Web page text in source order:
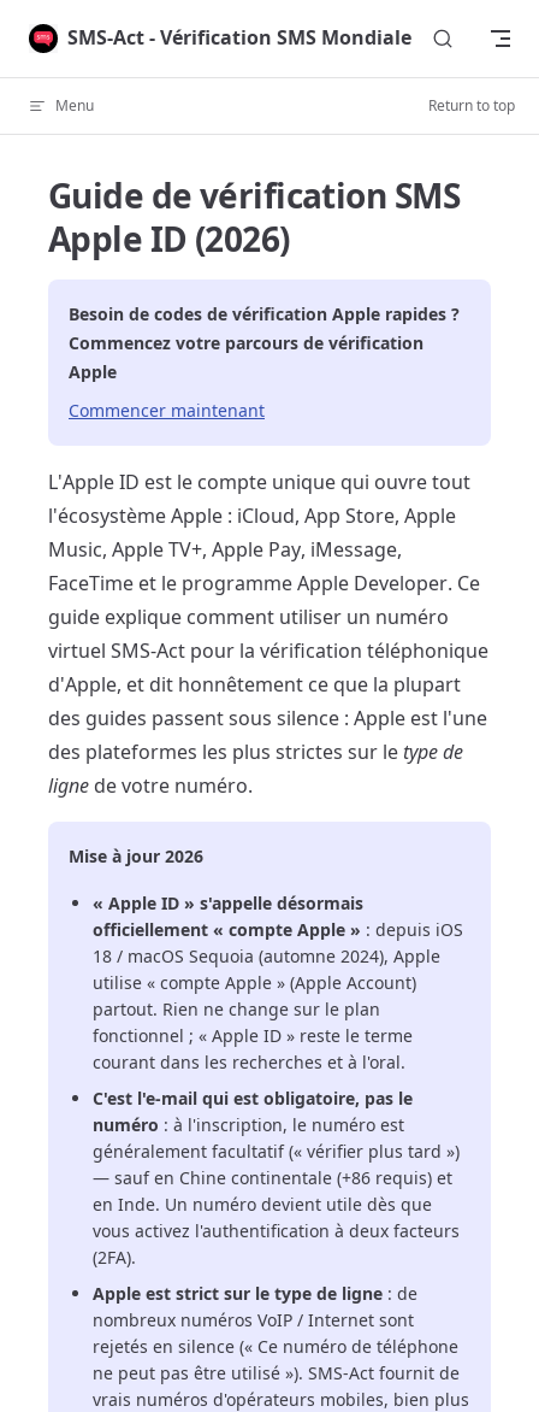
Skip to content
SMS-Act - Vérification SMS Mondiale
Menu Return to top
Guide de vérification SMS
Apple ID (2026)
Besoin de codes de vérification Apple rapides ?
Commencez votre parcours de vérification
Apple
Commencer maintenant
L'Apple ID est le compte unique qui ouvre tout
l'écosystème Apple : iCloud, App Store, Apple
Music, Apple TV+, Apple Pay, iMessage,
FaceTime et le programme Apple Developer. Ce
guide explique comment utiliser un numéro
virtuel SMS-Act pour la vérification téléphonique
d'Apple, et dit honnêtement ce que la plupart
des guides passent sous silence : Apple est l'une
des plateformes les plus strictes sur le type de
ligne de votre numéro.
Mise à jour 2026
« Apple ID » s'appelle désormais
officiellement « compte Apple » : depuis iOS
18 / macOS Sequoia (automne 2024), Apple
utilise « compte Apple » (Apple Account)
partout. Rien ne change sur le plan
fonctionnel ; « Apple ID » reste le terme
courant dans les recherches et à l'oral.
C'est l'e-mail qui est obligatoire, pas le
numéro : à l'inscription, le numéro est
généralement facultatif (« vérifier plus tard »)
— sauf en Chine continentale (+86 requis) et
en Inde. Un numéro devient utile dès que
vous activez l'authentification à deux facteurs
(2FA).
Apple est strict sur le type de ligne : de
nombreux numéros VoIP / Internet sont
rejetés en silence (« Ce numéro de téléphone
ne peut pas être utilisé »). SMS-Act fournit de
vrais numéros d'opérateurs mobiles, bien plus